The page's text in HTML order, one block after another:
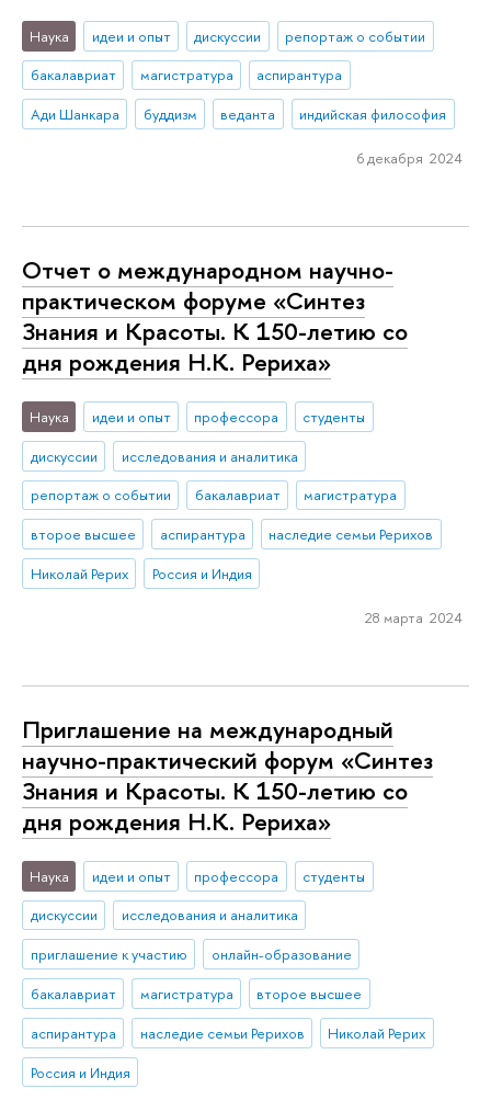
Наука идеи и опыт дискуссии
репортаж о событии
бакалавриат
магистратура
аспирантура
Ади Шанкара
буддизм веданта индийская философия
6 декабря 2024
Отчет о международном научно-
практическом форуме «Синтез
Знания и Красоты. К 150-летию со
дня рождения Н.К. Рериха»
Наука идеи и опыт профессора
студенты
дискуссии
исследования и аналитика
репортаж о событии
бакалавриат
магистратура
второе высшее
аспирантура
наследие семьи Рерихов
Николай Рерих
Россия и Индия
28 марта 2024
Приглашение на международный
научно-практический форум «Синтез
Знания и Красоты. К 150-летию со
дня рождения Н.К. Рериха»
Наука идеи и опыт профессора
студенты
дискуссии
исследования и аналитика
приглашение к участию
онлайн-образование
бакалавриат
магистратура
второе высшее
аспирантура
наследие семьи Рерихов
Николай Рерих
Россия и Индия